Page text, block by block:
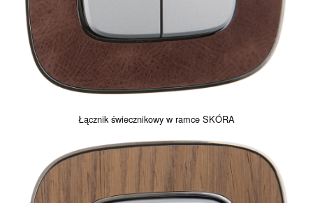
Łącznik świecznikowy w ramce SKÓRA